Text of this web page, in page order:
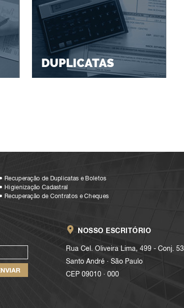
DUPLICATAS
Recuperação de Duplicatas e Boletos
Higienização Cadastral
Recuperação de Contratos e Cheques
NOSSO ESCRITÓRIO
Rua Cel. Oliveira Lima, 499 - Conj. 53
Santo André . São Paulo
CEP 09010 . 000